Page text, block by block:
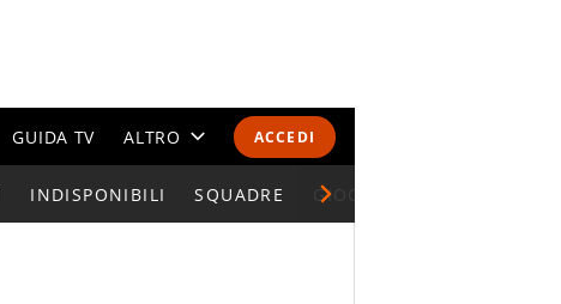
ACCEDI
GUIDA TV ALTRO
CALENDARI E CLASSIFICHE
INDISPONIBILI SQUADRE GIOCATORI SERIE A